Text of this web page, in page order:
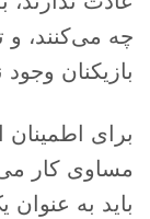
چه می‌کنند، و
بازیکنان وجود
برای اطمینان
مساوی کار می
باید به